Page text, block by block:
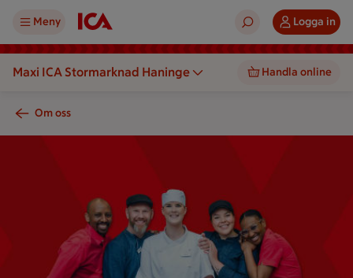
Meny Logga in
Maxi ICA Stormarknad Haninge Handla online
Om oss